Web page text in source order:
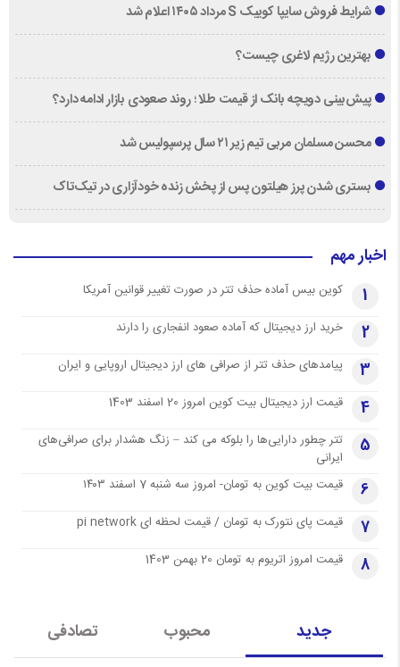
شرایط فروش سایپا کوییک S مرداد ۱۴۰۵ اعلام شد
بهترین رژیم لاغری چیست؟
پیش‌بینی دویچه‌ بانک از قیمت طلا ؛ روند صعودی بازار ادامه دارد؟
محسن مسلمان مربی تیم زیر ۲۱ سال پرسپولیس شد
بستری شدن پرز هیلتون پس از پخش زنده خودآزاری در تیک‌تاک
اخبار مهم
1 کوین بیس آماده حذف تتر در صورت تغییر قوانین آمریکا
2 خرید ارز دیجیتال که آماده صعود انفجاری را دارند
3 پیامدهای حذف تتر از صرافی های ارز دیجیتال اروپایی و ایران
4 قیمت ارز دیجیتال بیت کوین امروز 20 اسفند 1403
5
تتر چطور دارایی‌ها را بلوکه می کند – زنگ هشدار برای صرافی‌های
ایرانی
6 قیمت بیت کوین به تومان- امروز سه شنبه 7 اسفند ۱۴۰۳
7 قیمت پای نتورک به تومان / قیمت لحظه ای pi network
8 قیمت امروز اتریوم به تومان 20 بهمن 1403
جدید محبوب تصادفی